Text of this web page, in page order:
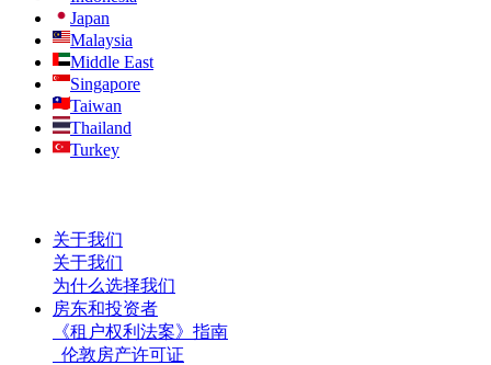
Japan
Malaysia
Middle East
Singapore
Taiwan
Thailand
Turkey
关于我们
关于我们
为什么选择我们
房东和投资者
《租户权利法案》指南
伦敦房产许可证